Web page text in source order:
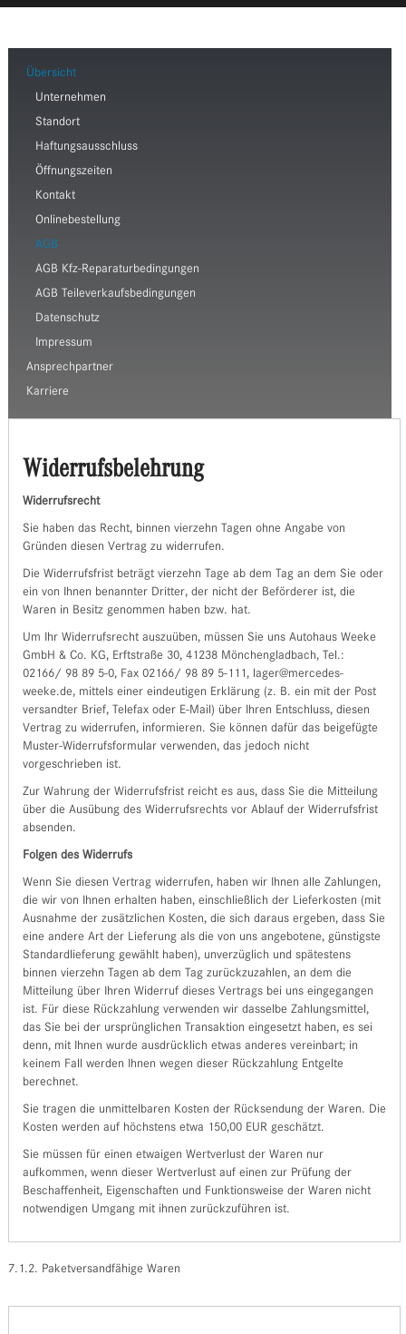
Übersicht
Unternehmen
Standort
Haftungsausschluss
Öffnungszeiten
Kontakt
Onlinebestellung
AGB
AGB Kfz-Reparaturbedingungen
AGB Teileverkaufsbedingungen
Datenschutz
Impressum
Ansprechpartner
Karriere
Widerrufsbelehrung
Widerrufsrecht
Sie haben das Recht, binnen vierzehn Tagen ohne Angabe von
Gründen diesen Vertrag zu widerrufen.
Die Widerrufsfrist beträgt vierzehn Tage ab dem Tag an dem Sie oder
ein von Ihnen benannter Dritter, der nicht der Beförderer ist, die
Waren in Besitz genommen haben bzw. hat.
Um Ihr Widerrufsrecht auszuüben, müssen Sie uns Autohaus Weeke
GmbH & Co. KG, Erftstraße 30, 41238 Mönchengladbach, Tel.:
02166/ 98 89 5-0, Fax 02166/ 98 89 5-111, lager@mercedes-
weeke.de, mittels einer eindeutigen Erklärung (z. B. ein mit der Post
versandter Brief, Telefax oder E-Mail) über Ihren Entschluss, diesen
Vertrag zu widerrufen, informieren. Sie können dafür das beigefügte
Muster-Widerrufsformular verwenden, das jedoch nicht
vorgeschrieben ist.
Zur Wahrung der Widerrufsfrist reicht es aus, dass Sie die Mitteilung
über die Ausübung des Widerrufsrechts vor Ablauf der Widerrufsfrist
absenden.
Folgen des Widerrufs
Wenn Sie diesen Vertrag widerrufen, haben wir Ihnen alle Zahlungen,
die wir von Ihnen erhalten haben, einschließlich der Lieferkosten (mit
Ausnahme der zusätzlichen Kosten, die sich daraus ergeben, dass Sie
eine andere Art der Lieferung als die von uns angebotene, günstigste
Standardlieferung gewählt haben), unverzüglich und spätestens
binnen vierzehn Tagen ab dem Tag zurückzuzahlen, an dem die
Mitteilung über Ihren Widerruf dieses Vertrags bei uns eingegangen
ist. Für diese Rückzahlung verwenden wir dasselbe Zahlungsmittel,
das Sie bei der ursprünglichen Transaktion eingesetzt haben, es sei
denn, mit Ihnen wurde ausdrücklich etwas anderes vereinbart; in
keinem Fall werden Ihnen wegen dieser Rückzahlung Entgelte
berechnet.
Sie tragen die unmittelbaren Kosten der Rücksendung der Waren. Die
Kosten werden auf höchstens etwa 150,00 EUR geschätzt.
Sie müssen für einen etwaigen Wertverlust der Waren nur
aufkommen, wenn dieser Wertverlust auf einen zur Prüfung der
Beschaffenheit, Eigenschaften und Funktionsweise der Waren nicht
notwendigen Umgang mit ihnen zurückzuführen ist.
7.1.2. Paketversandfähige Waren